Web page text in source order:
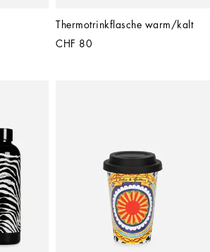
Thermotrinkflasche warm/kalt
CHF 80